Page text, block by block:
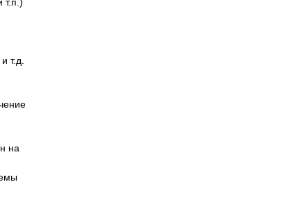
т.д.
на